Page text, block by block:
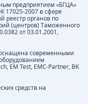
предприятием «БГЦА»
17025-2007 в сфере
реестр органов по
(центров) Таможенного
от 03.01.2001,
современными
EM Test, EMC-Partner, BK
средств на